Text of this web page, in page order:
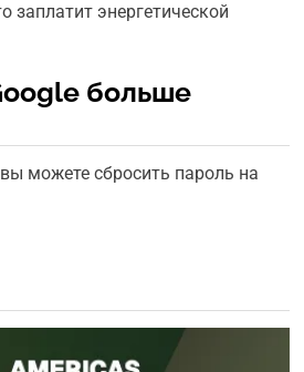
заплатит энергетической
больше
можете сбросить пароль на